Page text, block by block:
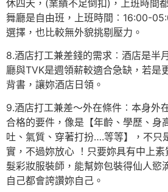
休四天，(業績不足倒扣)，上班時間
舞廳是自由班，上班時間︰16:00-
選擇，也比較無外貌挑剔壓力。
8.酒店打工兼差錢的需求︰酒店是半
廳與TVK是週領薪較適合急缺，若是
背書，讓妳酒店日領。
9.酒店打工兼差～外在條件︰本身外
合格的要件，像是【年齡、學歷、身
吐、氣質、穿著打扮….等等】，不只
實，不過妳放心 ！只要妳具有中上
髮彩妝服裝師，能幫妳包裝得仙人慾
自己都會誇讚妳自己。